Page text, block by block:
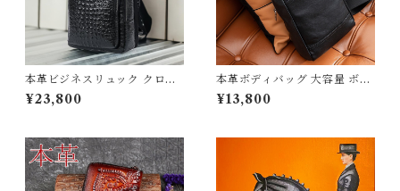
本革ビジネスリュック クロコ
メンズ 本革使用 撥水加工 ビジ
ネスリュックサック 15.6イン
_qz
¥23,800
本革ボディバッグ 大容量 ボデ
ィバッグ 本革 メンズ 厚手牛革
オイルレザー アウトドア 旅行
ワンショルダーバッグ 送料無
¥13,800